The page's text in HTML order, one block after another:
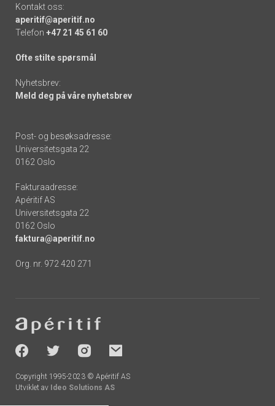
Kontakt oss:
aperitif@aperitif.no
Telefon +47 21 45 61 60
Ofte stilte spørsmål
Nyhetsbrev:
Meld deg på våre nyhetsbrev
Post- og besøksadresse:
Universitetsgata 22
0162 Oslo
Fakturaadresse:
Apéritif AS
Universitetsgata 22
0162 Oslo
faktura@aperitif.no
Org. nr. 972 420 271
-
socials
Copyright 1995-2023 © Apéritif AS
Utviklet av Ideo Solutions AS